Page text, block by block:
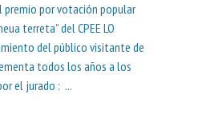
premio por votación popular
terreta” del CPEE LO
del público visitante de
todos los años a los
el jurado : ...